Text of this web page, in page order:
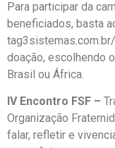
Para participar da
beneficiados, basta
doação, escolhendo
Brasil ou África.
IV Encontro FSF –
Organização
falar, refletir e